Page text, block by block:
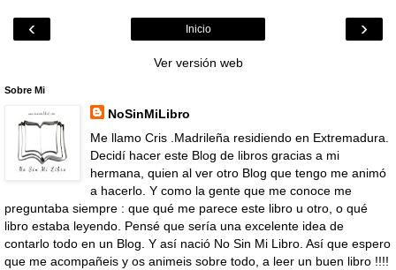
‹ ›
Inicio
Ver versión web
Sobre Mi
NoSinMiLibro
Me llamo Cris .Madrileña residiendo en Extremadura.
Decidí hacer este Blog de libros gracias a mi
hermana, quien al ver otro Blog que tengo me animó
a hacerlo. Y como la gente que me conoce me
preguntaba siempre : que qué me parece este libro u otro, o qué
libro estaba leyendo. Pensé que sería una excelente idea de
contarlo todo en un Blog. Y así nació No Sin Mi Libro. Así que espero
que me acompañeis y os animeis sobre todo, a leer un buen libro !!!!